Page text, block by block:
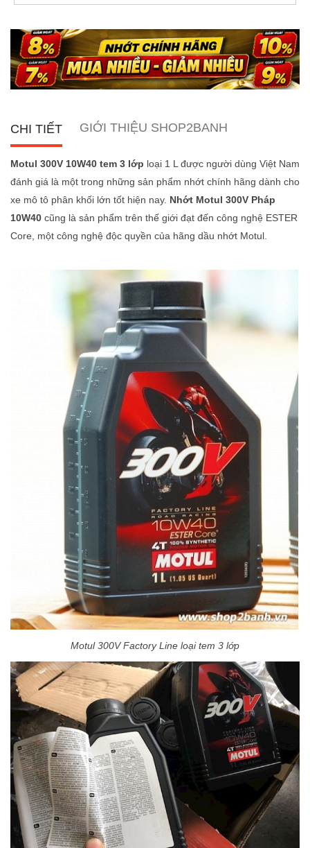
CHI TIẾT GIỚI THIỆU SHOP2BANH
Motul 300V 10W40 tem 3 lớp loại 1 L được người dùng Việt Nam
đánh giá là một trong những sản phẩm nhớt chính hãng dành cho
xe mô tô phân khối lớn tốt hiện nay. Nhớt Motul 300V Pháp
10W40 cũng là sản phẩm trên thế giới đạt đến công nghệ ESTER
Core, một công nghệ độc quyền của hãng dầu nhớt Motul.
Motul 300V Factory Line loại tem 3 lớp